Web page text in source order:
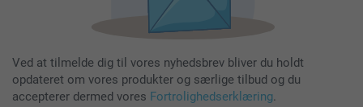
Ved at tilmelde dig til vores nyhedsbrev bliver du holdt
opdateret om vores produkter og særlige tilbud og du
accepterer dermed vores Fortrolighedserklæring.